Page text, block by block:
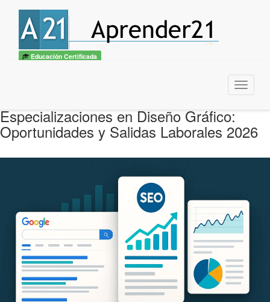
Educación Certificada
Menu
Especializaciones en Diseño Gráfico:
Oportunidades y Salidas Laborales 2026